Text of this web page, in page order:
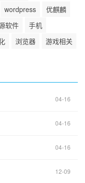
wordpress
优麒麟
软件
手机
浏览器
游戏相关
04-16
04-16
04-16
12-09